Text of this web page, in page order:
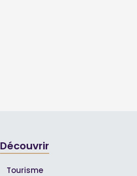
Découvrir
Tourisme